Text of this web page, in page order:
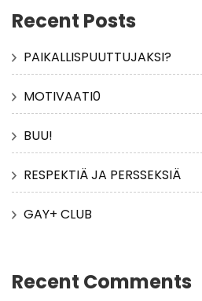
Recent Posts
PAIKALLISPUUTTUJAKSI?
MOTIVAATI0
BUU!
RESPEKTIÄ JA PERSSEKSIÄ
GAY+ CLUB
Recent Comments